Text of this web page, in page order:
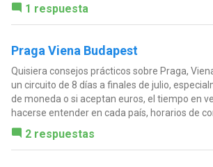
1 respuesta
Praga Viena Budapest
Quisiera consejos prácticos sobre Praga,
un circuito de 8 días a finales de julio,
de moneda o si aceptan euros, el tiempo en
hacerse entender en cada país, horarios de
2 respuestas